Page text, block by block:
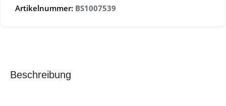
Artikelnummer: BS1007539
Beschreibung